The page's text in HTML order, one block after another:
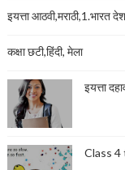
इयत्ता आठवी,मराठी,1.भारत
कक्षा छटी,हिंदी, मेला
इयत्ता
Class 4